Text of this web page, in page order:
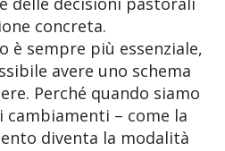
concreta.
è sempre più essenziale,
avere uno schema
Perché quando siamo
cambiamenti – come la
diventa la modalità